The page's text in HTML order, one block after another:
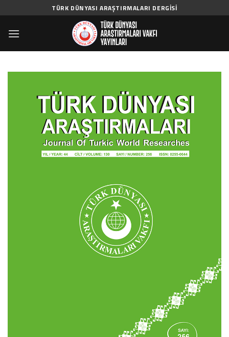
to
content
TÜRK DÜNYASI ARAŞTIRMALARI DERGISI